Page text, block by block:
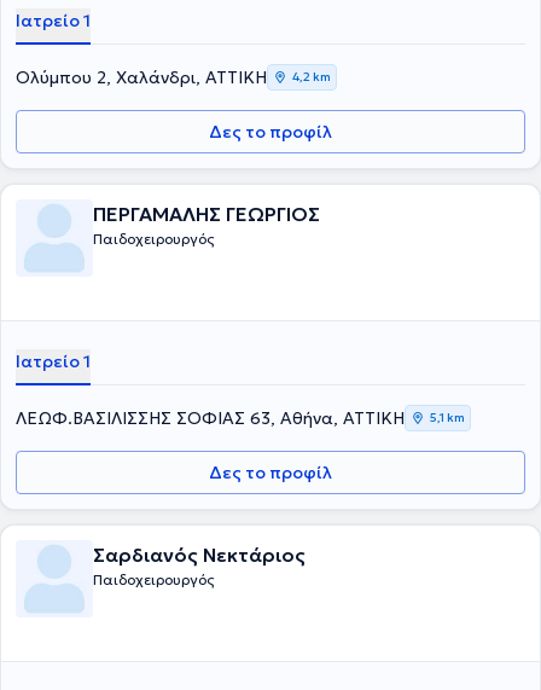
Ιατρείο 1
Ολύμπου 2, Χαλάνδρι, ΑΤΤΙΚΗ 4,2 km
Δες το προφίλ
ΠΕΡΓΑΜΑΛΗΣ ΓΕΩΡΓΙΟΣ
Παιδοχειρουργός
Ιατρείο 1
ΛΕΩΦ.ΒΑΣΙΛΙΣΣΗΣ ΣΟΦΙΑΣ 63, Αθήνα, ΑΤΤΙΚΗ 5,1 km
Δες το προφίλ
Σαρδιανός Νεκτάριος
Παιδοχειρουργός